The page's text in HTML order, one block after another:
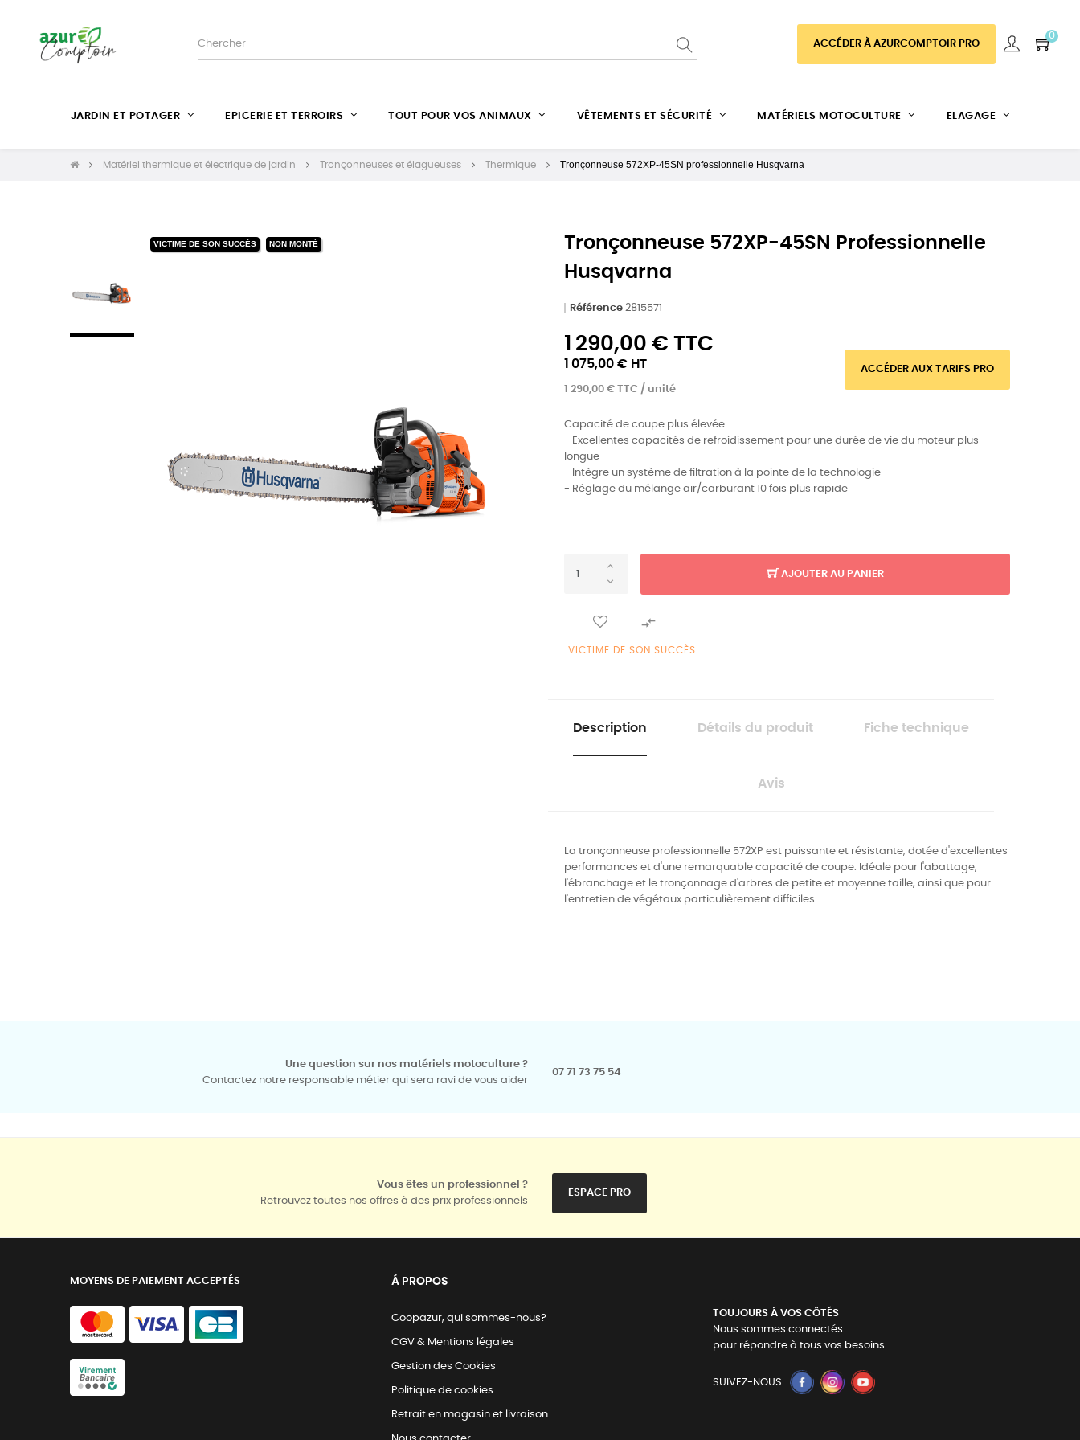
ACCÉDER À AZURCOMPTOIR PRO
0
JARDIN ET POTAGER EPICERIE ET TERROIRS TOUT POUR VOS ANIMAUX VÊTEMENTS ET SÉCURITÉ MATÉRIELS MOTOCULTURE ELAGAGE
Matériel thermique et électrique de jardin Tronçonneuses et élagueuses Thermique Tronçonneuse 572XP-45SN professionnelle Husqvarna
VICTIME DE SON SUCCÈS NON MONTÉ
Tronçonneuse 572XP-45SN Professionnelle
Husqvarna
Référence 2815571
1 290,00 € TTC
1 075,00 € HT
1 290,00 € TTC / unité
ACCÉDER AUX TARIFS PRO
Capacité de coupe plus élevée
- Excellentes capacités de refroidissement pour une durée de vie du moteur plus
longue
- Intègre un système de filtration à la pointe de la technologie
- Réglage du mélange air/carburant 10 fois plus rapide
AJOUTER AU PANIER

VICTIME DE SON SUCCÈS
Description Détails du produit Fiche technique
Avis
La tronçonneuse professionnelle 572XP est puissante et résistante, dotée d'excellentes
performances et d'une remarquable capacité de coupe. Idéale pour l'abattage,
l'ébranchage et le tronçonnage d'arbres de petite et moyenne taille, ainsi que pour
l'entretien de végétaux particulièrement difficiles.
Une question sur nos matériels motoculture ?
Contactez notre responsable métier qui sera ravi de vous aider
07 71 73 75 54
Vous êtes un professionnel ?
Retrouvez toutes nos offres à des prix professionnels
ESPACE PRO
MOYENS DE PAIEMENT ACCEPTÉS Á PROPOS
Coopazur, qui sommes-nous?
CGV & Mentions légales
Gestion des Cookies
Politique de cookies
Retrait en magasin et livraison
TOUJOURS Á VOS CÔTÉS
Nous sommes connectés
pour répondre à tous vos besoins
SUIVEZ-NOUS